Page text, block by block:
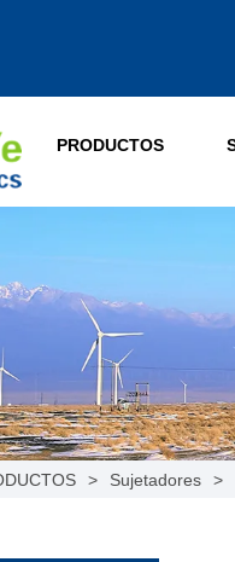
PRODUCTOS
> Sujetadores >